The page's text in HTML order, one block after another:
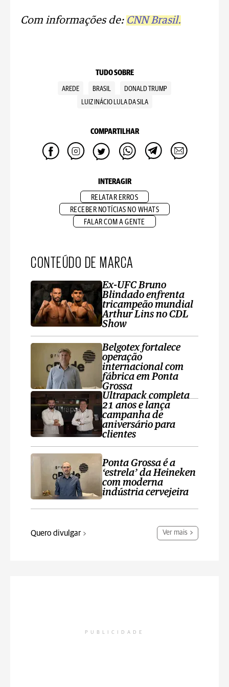
Com informações de: CNN Brasil.
TUDO SOBRE
AREDE BRASIL
DONALD TRUMP
LUIZ INÁCIO LULA DA SILA
COMPARTILHAR
INTERAGIR
RELATAR ERROS
RECEBER NOTÍCIAS NO WHATS
FALAR COM A GENTE
CONTEÚDO DE MARCA
Ex-UFC Bruno
Blindado enfrenta
tricampeão mundial
Arthur Lins no CDL
Show
Belgotex fortalece
operação
internacional com
fábrica em Ponta
Grossa
Ultrapack completa
21 anos e lança
campanha de
aniversário para
clientes
Ponta Grossa é a
‘estrela’ da Heineken
com moderna
indústria cervejeira
Quero divulgar Ver mais
PUBLICIDADE